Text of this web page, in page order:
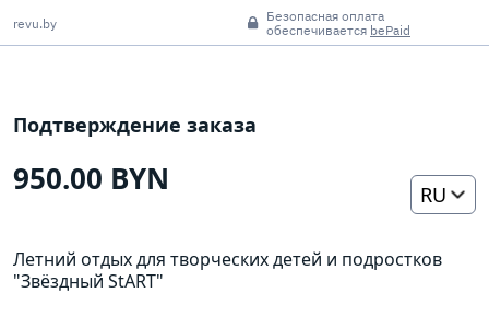
revu.by
Безопасная оплата
обеспечивается bePaid
Подтверждение заказа
950.00 BYN RU
Летний отдых для творческих детей и подростков
"Звёздный StART"